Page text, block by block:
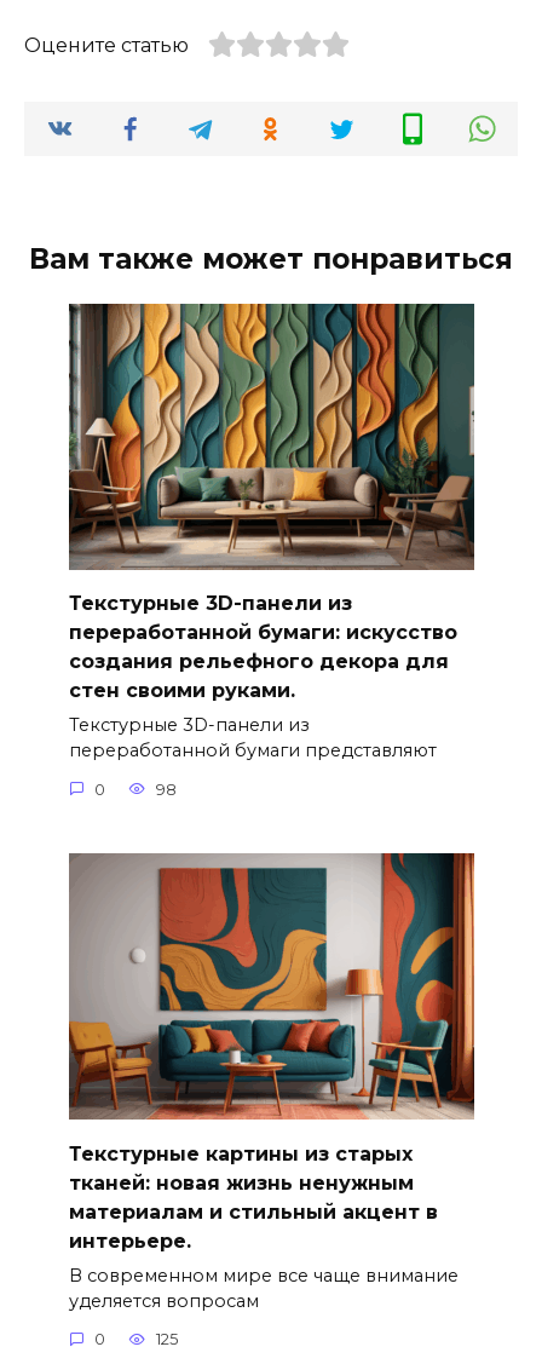
Оцените статью
Вам также может понравиться
Текстурные 3D-панели из
переработанной бумаги: искусство
создания рельефного декора для
стен своими руками.
Текстурные 3D-панели из
переработанной бумаги представляют
0 98
Текстурные картины из старых
тканей: новая жизнь ненужным
материалам и стильный акцент в
интерьере.
В современном мире все чаще внимание
уделяется вопросам
0 125